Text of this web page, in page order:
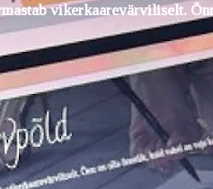
vikerkaarevärviliselt.